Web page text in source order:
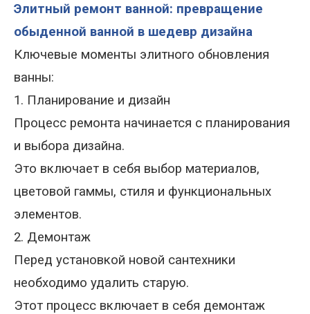
Элитный ремонт ванной: превращение
обыденной ванной в шедевр дизайна
Ключевые моменты элитного обновления
ванны:
1. Планирование и дизайн
Процесс ремонта начинается с планирования
и выбора дизайна.
Это включает в себя выбор материалов,
цветовой гаммы, стиля и функциональных
элементов.
2. Демонтаж
Перед установкой новой сантехники
необходимо удалить старую.
Этот процесс включает в себя демонтаж